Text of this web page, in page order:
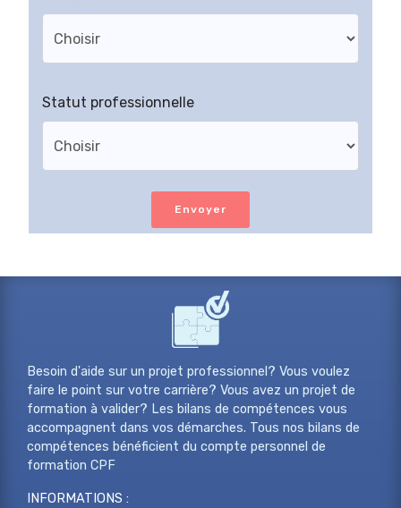
Statut professionnelle
Envoyer
Besoin d'aide sur un projet professionnel? Vous voulez
faire le point sur votre carrière? Vous avez un projet de
formation à valider? Les bilans de compétences vous
accompagnent dans vos démarches. Tous nos bilans de
compétences bénéficient du compte personnel de
formation CPF
INFORMATIONS :